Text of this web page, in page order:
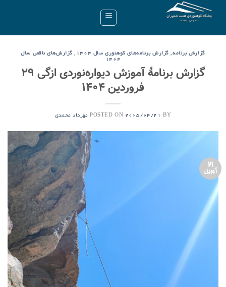
گزارش برنامه, گزارش برنامه‌های کوهنوری سال ۱۴۰۴ , گزارش‌های ناقص سال
۱۴۰۴
گزارش برنامۀ آموزش دیواره‌نوردی ازگی ۲۹
فروردین ۱۴۰۴
POSTED ON 2025/04/21 BY مهرداد محمدی
21
آوریل